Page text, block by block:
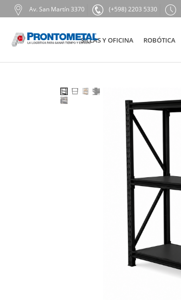
Av. San Martín 3370 (+598) 2203 5330
SILLAS Y OFICINA ROBÓTICA